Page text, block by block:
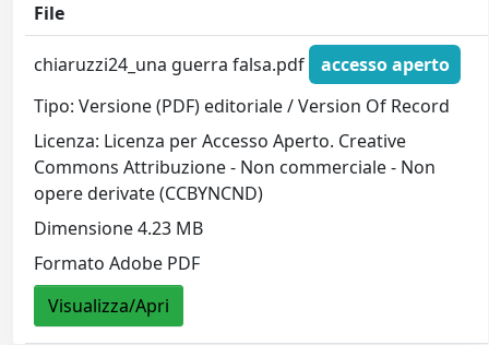
File
chiaruzzi24_una guerra falsa.pdf
accesso aperto
Tipo: Versione (PDF) editoriale / Version Of Record
Licenza: Licenza per Accesso Aperto. Creative
Commons Attribuzione - Non commerciale - Non
opere derivate (CCBYNCND)
Dimensione 4.23 MB
Formato Adobe PDF
Visualizza/Apri